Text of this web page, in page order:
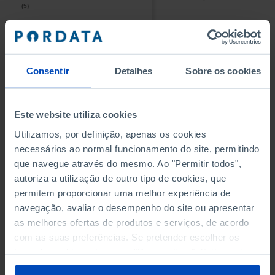
Consentir Detalhes Sobre os cookies
Este website utiliza cookies
Utilizamos, por definição, apenas os cookies
necessários ao normal funcionamento do site, permitindo
que navegue através do mesmo. Ao "Permitir todos",
autoriza a utilização de outro tipo de cookies, que
permitem proporcionar uma melhor experiência de
navegação, avaliar o desempenho do site ou apresentar
as melhores ofertas de produtos e serviços, de acordo
com as suas preferências. Se pretender escolher os
sobre cookies através da gestão de preferências ou da
(5)
(5)
PESSOAL AO SERVIÇO NAS
PESSOAL AO SERVIÇO NAS
DO MUNICÍPIO (%)
Empresas não financeiras
DO MUNICÍPIO (%)
Empresas não financeiras
VOLUME DE NEGÓCIOS DAS
QUATRO MAIORES EMPRESAS
DO MUNICÍPIO (%)
VOLUME DE NEGÓCIOS DAS
QUATRO MAIORES EMPRESAS
DO MUNICÍPIO (%)
-
BANCOS, CAIXAS ECONÓMICAS
BANCOS, CAIXAS ECONÓMICAS
CAIXAS DE CRÉDITO AGRÍCOLA
CAIXAS DE CRÉDITO AGRÍCOLA